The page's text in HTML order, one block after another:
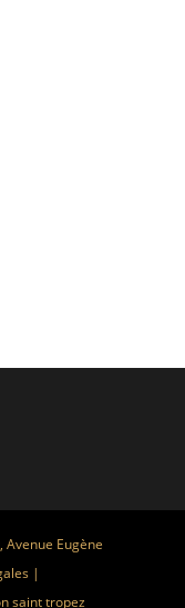
Avenue Eugène
|
saint tropez